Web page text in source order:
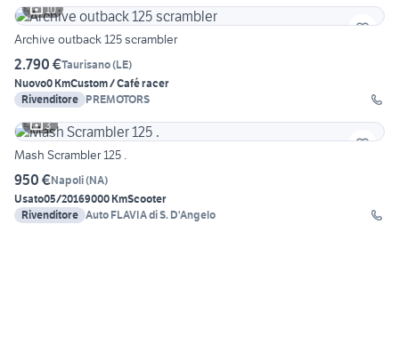
10
Archive outback 125 scrambler
2.790 €Taurisano(LE)
Nuovo0 KmCustom / Café racer
Rivenditore PREMOTORS
3
Mash Scrambler 125 .
950 €Napoli(NA)
Usato05/20169000 KmScooter
Rivenditore Auto FLAVIA di S. D'Angelo